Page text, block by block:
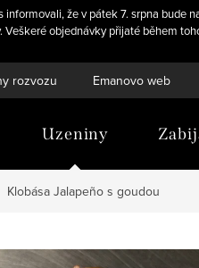
že v pátek 7. srpna bude
objednávky přijaté během
rozvozu Emanovo web
Uzeniny
Klobása Jalapeño s goudou